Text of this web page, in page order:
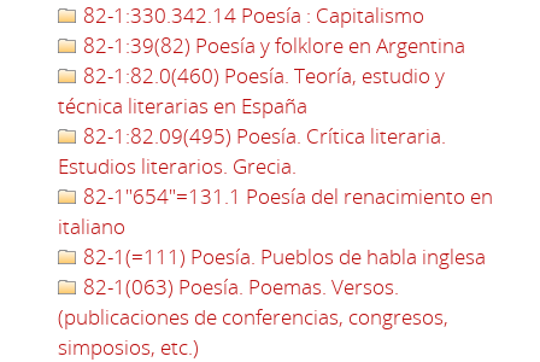
82-1:330.342.14 Poesía : Capitalismo
82-1:39(82) Poesía y folklore en Argentina
82-1:82.0(460) Poesía. Teoría, estudio y
técnica literarias en España
82-1:82.09(495) Poesía. Crítica literaria.
Estudios literarios. Grecia.
82-1"654"=131.1 Poesía del renacimiento en
italiano
82-1(=111) Poesía. Pueblos de habla inglesa
82-1(063) Poesía. Poemas. Versos.
(publicaciones de conferencias, congresos,
simposios, etc.)